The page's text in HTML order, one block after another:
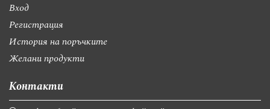
Вход
Регистрация
История на поръчките
Желани продукти
Контакти